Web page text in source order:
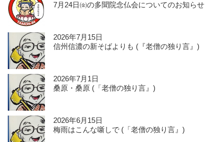
7月24日㈮の多聞院念仏会についてのお知らせ
2026年7月15日
信州信濃の新そばよりも (『老僧の独り言』)
2026年7月1日
桑原・桑原 (「老僧の独り言』)
2026年6月15日
梅雨はこんな噺しで (「老僧の独り言』)